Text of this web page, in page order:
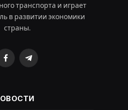
транспорта и играет
в развитии экономики
страны.
FacebookTelegram